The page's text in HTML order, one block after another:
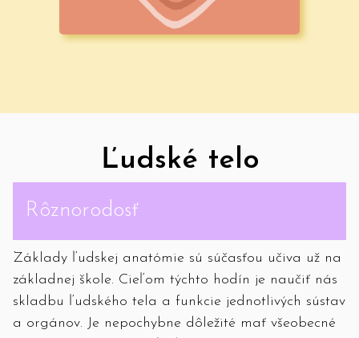
Ľudské telo
Rôznorodosť
Základy ľudskej anatómie sú súčasťou učiva už na
základnej škole. Cieľom týchto hodín je naučiť nás
skladbu ľudského tela a funkcie jednotlivých sústav
a orgánov. Je nepochybne dôležité mať všeobecné